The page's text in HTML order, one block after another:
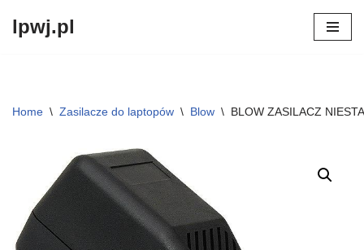
lpwj.pl
Home \ Zasilacze do laptopów \ Blow \ BLOW ZASILACZ